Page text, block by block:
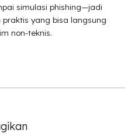
simulasi phishing—jadi
praktis yang bisa langsung
non-teknis.